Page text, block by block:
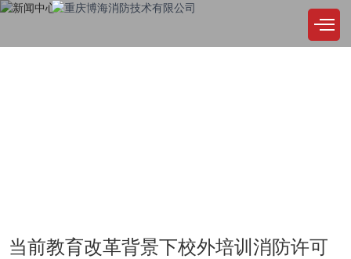
当前教育改革背景下校外培训消防许可